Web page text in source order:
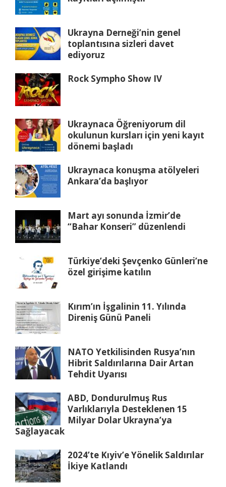
Ukrayna Derneği’nin genel
toplantısına sizleri davet
ediyoruz
Rock Sympho Show IV
Ukraynaca Öğreniyorum dil
okulunun kursları için yeni kayıt
dönemi başladı
Ukraynaca konuşma atölyeleri
Ankara’da başlıyor
Mart ayı sonunda İzmir’de
“Bahar Konseri” düzenlendi
Türkiye’deki Şevçenko Günleri’ne
özel girişime katılın
Kırım’ın İşgalinin 11. Yılında
Direniş Günü Paneli
NATO Yetkilisinden Rusya’nın
Hibrit Saldırılarına Dair Artan
Tehdit Uyarısı
ABD, Dondurulmuş Rus
Varlıklarıyla Desteklenen 15
Milyar Dolar Ukrayna’ya
Sağlayacak
2024’te Kıyiv’e Yönelik Saldırılar
İkiye Katlandı